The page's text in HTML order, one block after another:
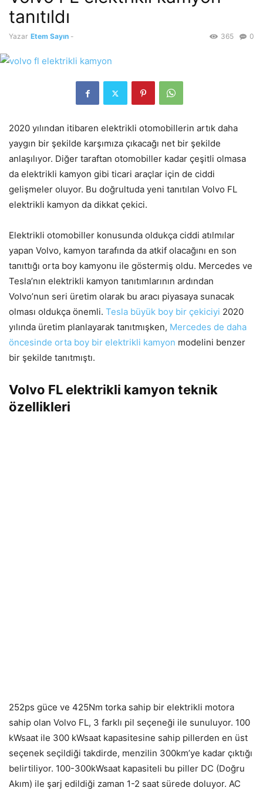
tanıtıldı
Yazar Etem Sayın - 0
365
2020 yılından itibaren elektrikli otomobillerin artık daha
yaygın bir şekilde karşımıza çıkacağı net bir şekilde
anlaşılıyor. Diğer taraftan otomobiller kadar çeşitli olmasa
da elektrikli kamyon gibi ticari araçlar için de ciddi
gelişmeler oluyor. Bu doğrultuda yeni tanıtılan Volvo FL
elektrikli kamyon da dikkat çekici.
Elektrikli otomobiller konusunda oldukça ciddi atılmılar
yapan Volvo, kamyon tarafında da atkif olacağını en son
tanıttığı orta boy kamyonu ile göstermiş oldu. Mercedes ve
Tesla’nın elektrikli kamyon tanıtımlarının ardından
Volvo’nun seri üretim olarak bu aracı piyasaya sunacak
olması oldukça önemli. Tesla büyük boy bir çekiciyi 2020
yılında üretim planlayarak tanıtmışken, Mercedes de daha
öncesinde orta boy bir elektrikli kamyon modelini benzer
bir şekilde tanıtmıştı.
Volvo FL elektrikli kamyon teknik
özellikleri
252ps güce ve 425Nm torka sahip bir elektrikli motora
sahip olan Volvo FL, 3 farklı pil seçeneği ile sunuluyor. 100
kWsaat ile 300 kWsaat kapasitesine sahip pillerden en üst
seçenek seçildiği takdirde, menzilin 300km’ye kadar çıktığı
belirtiliyor. 100-300kWsaat kapasiteli bu piller DC (Doğru
Akım) ile şarj edildiği zaman 1-2 saat sürede doluyor. AC